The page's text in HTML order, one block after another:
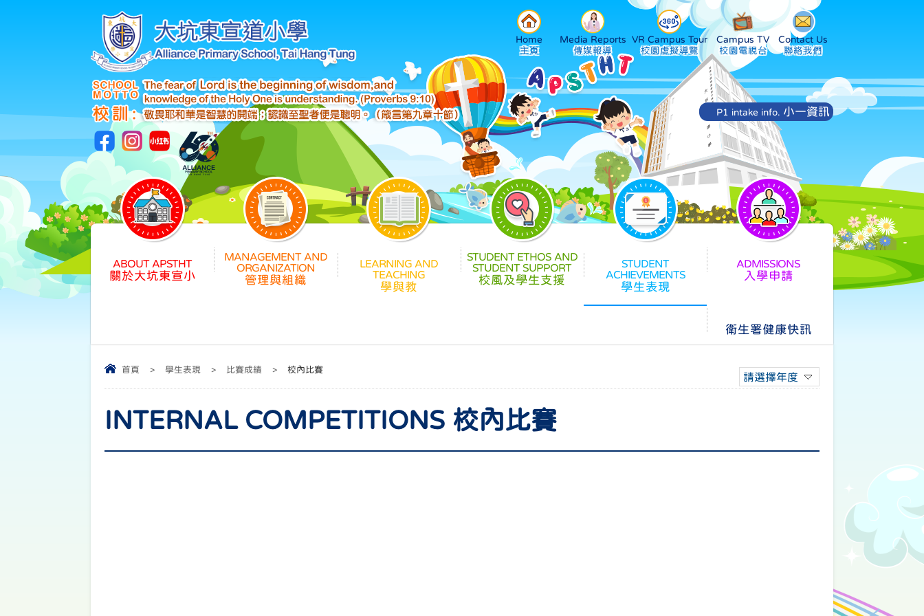
Home Media Reports VR Campus Tour Campus TV Contact Us
P1 intake info. 小一資訊
關於大坑東宣小 管理與組織
學與教
校風及學生支援
學生表現
入學申請
衛生署健康快訊
首頁 > 學生表現 > 比賽成績 > 校內比賽
請選擇年度
INTERNAL COMPETITIONS 校內比賽